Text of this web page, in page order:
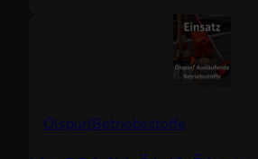
Ölspur/Betriebsstoffe